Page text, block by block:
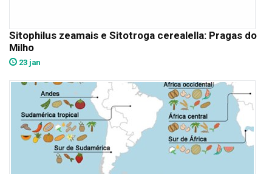
Sitophilus zeamais e Sitotroga cerealella: Pragas do
Milho
23 jan